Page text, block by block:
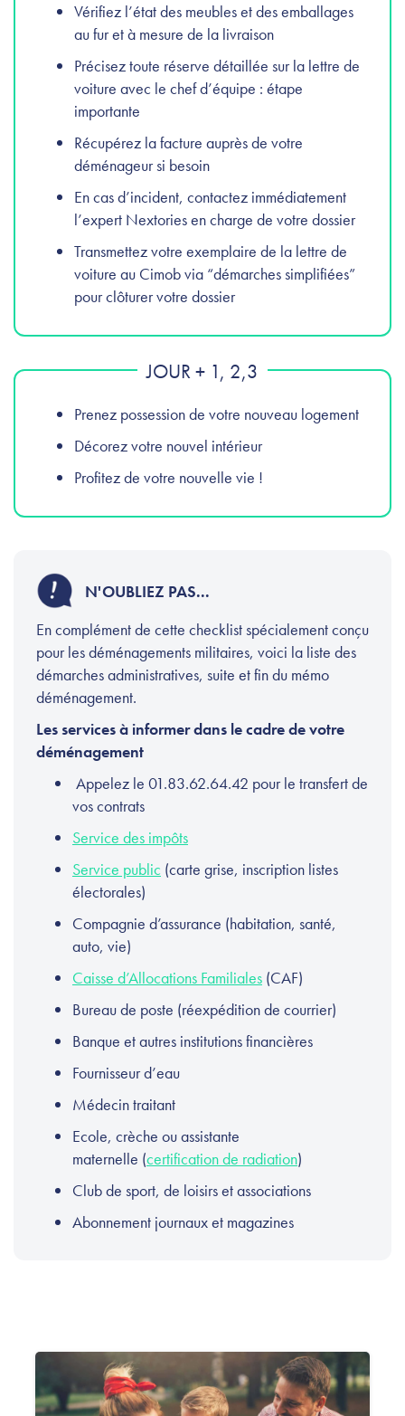
Vérifiez l’état des meubles et des emballages
au fur et à mesure de la livraison
Précisez toute réserve détaillée sur la lettre de
voiture avec le chef d’équipe : étape
importante
Récupérez la facture auprès de votre
déménageur si besoin
En cas d’incident, contactez immédiatement
l’expert Nextories en charge de votre dossier
Transmettez votre exemplaire de la lettre de
voiture au Cimob via “démarches simplifiées”
pour clôturer votre dossier
JOUR + 1, 2,3
Prenez possession de votre nouveau logement
Décorez votre nouvel intérieur
Profitez de votre nouvelle vie !
N'OUBLIEZ PAS...
En complément de cette checklist spécialement conçu
pour les déménagements militaires, voici la liste des
démarches administratives, suite et fin du mémo
déménagement.
Les services à informer dans le cadre de votre
déménagement
Appelez le 01.83.62.64.42 pour le transfert de
vos contrats
Service des impôts
Service public (carte grise, inscription listes
électorales)
Compagnie d’assurance (habitation, santé,
auto, vie)
Caisse d’Allocations Familiales (CAF)
Bureau de poste (réexpédition de courrier)
Banque et autres institutions financières
Fournisseur d’eau
Médecin traitant
Ecole, crèche ou assistante
maternelle (certification de radiation)
Club de sport, de loisirs et associations
Abonnement journaux et magazines